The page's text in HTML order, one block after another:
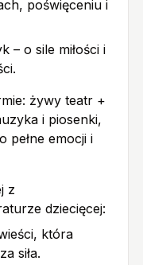
poświęceniu i
– o sile miłości i
żywy teatr +
i piosenki,
pełne emocji i
z
dziecięcej:
która
siła.